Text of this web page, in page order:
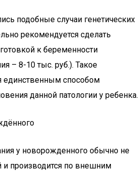
подобные случаи генетических
рекомендуется сделать
к беременности
– 8-10 тыс. руб.). Такое
единственным способом
данной патологии у ребенка.
у новорожденного обычно не
и производится по внешним